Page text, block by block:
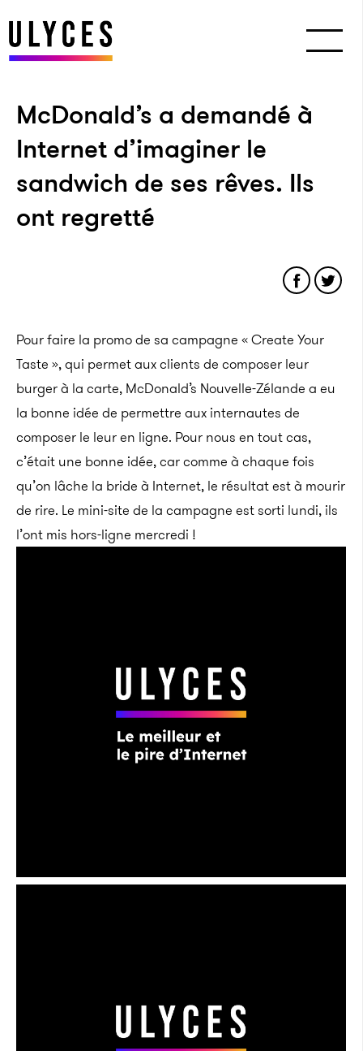
McDonald’s a demandé à
Internet d’imaginer le
sandwich de ses rêves. Ils
ont regretté
Pour faire la promo de sa campagne « Create Your
Taste », qui permet aux clients de composer leur
burger à la carte, McDonald’s Nouvelle-Zélande a eu
la bonne idée de permettre aux internautes de
composer le leur en ligne. Pour nous en tout cas,
c’était une bonne idée, car comme à chaque fois
qu’on lâche la bride à Internet, le résultat est à mourir
de rire. Le mini-site de la campagne est sorti lundi, ils
l’ont mis hors-ligne mercredi !